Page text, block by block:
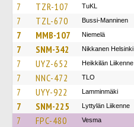
7 TZR-107 TuKL
7 TZL-670 Bussi-Manninen
7 MMB-107 Niemelä
7 SNM-342 Nikkanen Helsinki
7 UYZ-652 Heikkilän Liikenne
7 NNC-472 TLO
7 UYY-922 Lamminmäki
7 SNM-225 Lyttylän Liikenne
7 FPC-480 Vesma